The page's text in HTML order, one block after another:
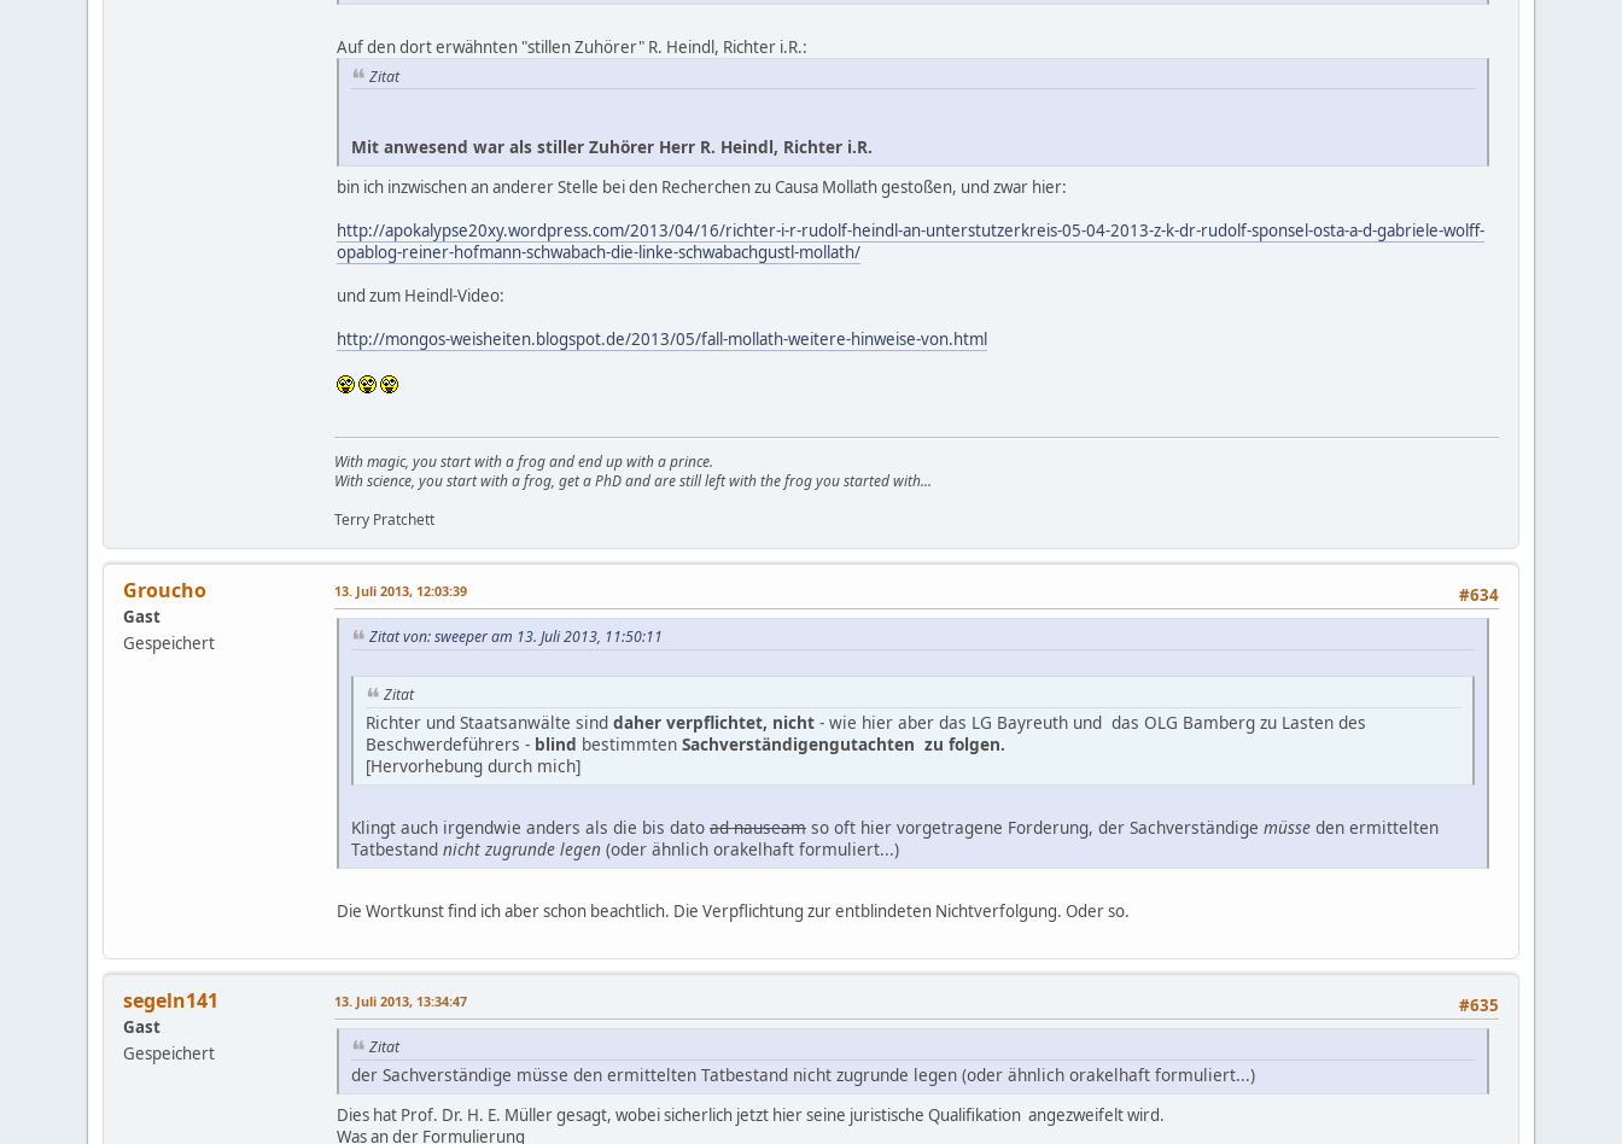
Auf den dort erwähnten "stillen Zuhörer" R. Heindl, Richter i.R.:
Zitat
Mit anwesend war als stiller Zuhörer Herr R. Heindl, Richter i.R.
bin ich inzwischen an anderer Stelle bei den Recherchen zu Causa Mollath gestoßen, und zwar hier:
http://apokalypse20xy.wordpress.com/2013/04/16/richter-i-r-rudolf-heindl-an-unterstutzerkreis-05-04-2013-z-k-dr-rudolf-sponsel-osta-a-d-gabriele-wolff-
opablog-reiner-hofmann-schwabach-die-linke-schwabachgustl-mollath/
und zum Heindl-Video:
http://mongos-weisheiten.blogspot.de/2013/05/fall-mollath-weitere-hinweise-von.html
With magic, you start with a frog and end up with a prince.
With science, you start with a frog, get a PhD and are still left with the frog you started with...
Terry Pratchett
Groucho
Gast
Gespeichert
#634
13. Juli 2013, 12:03:39
Zitat von: sweeper am 13. Juli 2013, 11:50:11
Zitat
Richter und Staatsanwälte sind daher verpflichtet, nicht - wie hier aber das LG Bayreuth und das OLG Bamberg zu Lasten des
Beschwerdeführers - blind bestimmten Sachverständigengutachten zu folgen.
[Hervorhebung durch mich]
Klingt auch irgendwie anders als die bis dato ad nauseam so oft hier vorgetragene Forderung, der Sachverständige müsse den ermittelten
Tatbestand nicht zugrunde legen (oder ähnlich orakelhaft formuliert...)
Die Wortkunst find ich aber schon beachtlich. Die Verpflichtung zur entblindeten Nichtverfolgung. Oder so.
segeln141
Gast
Gespeichert
#635
13. Juli 2013, 13:34:47
Zitat
der Sachverständige müsse den ermittelten Tatbestand nicht zugrunde legen (oder ähnlich orakelhaft formuliert...)
Dies hat Prof. Dr. H. E. Müller gesagt, wobei sicherlich jetzt hier seine juristische Qualifikation angezweifelt wird.
Was an der Formulierung